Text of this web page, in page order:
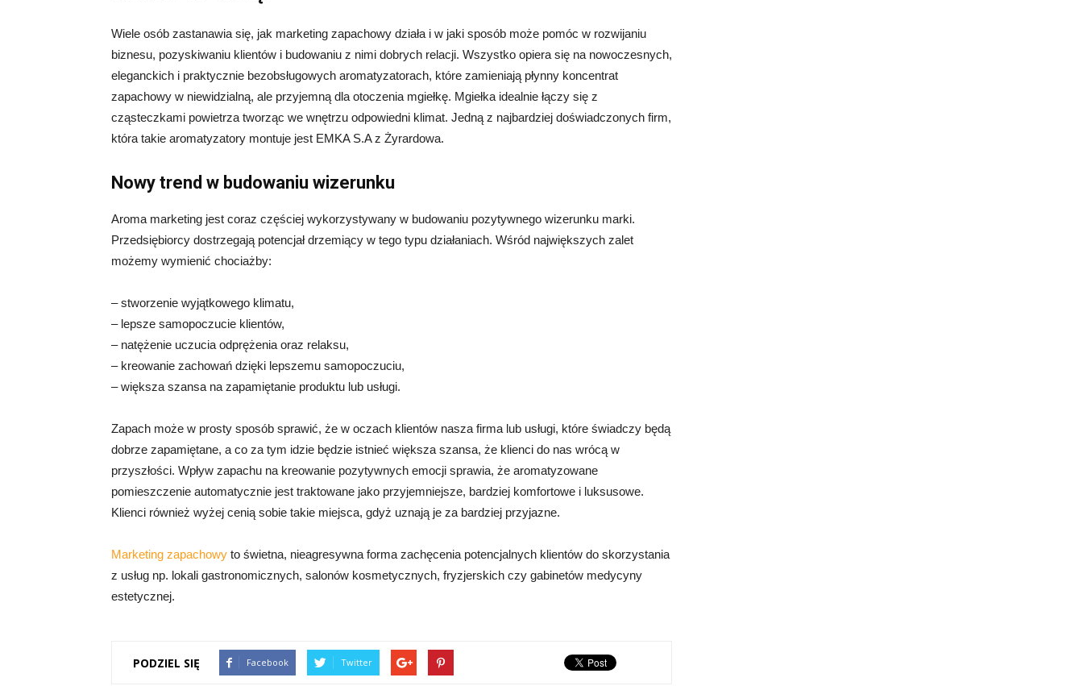
Wiele osób zastanawia się, jak marketing zapachowy działa i w jaki sposób może pomóc w rozwijaniu
biznesu, pozyskiwaniu klientów i budowaniu z nimi dobrych relacji. Wszystko opiera się na nowoczesnych,
eleganckich i praktycznie bezobsługowych aromatyzatorach, które zamieniają płynny koncentrat
zapachowy w niewidzialną, ale przyjemną dla otoczenia mgiełkę. Mgiełka idealnie łączy się z
cząsteczkami powietrza tworząc we wnętrzu odpowiedni klimat. Jedną z najbardziej doświadczonych firm,
która takie aromatyzatory montuje jest EMKA S.A z Żyrardowa.
Nowy trend w budowaniu wizerunku
Aroma marketing jest coraz częściej wykorzystywany w budowaniu pozytywnego wizerunku marki.
Przedsiębiorcy dostrzegają potencjał drzemiący w tego typu działaniach. Wśród największych zalet
możemy wymienić chociażby:
– stworzenie wyjątkowego klimatu,
– lepsze samopoczucie klientów,
– natężenie uczucia odprężenia oraz relaksu,
– kreowanie zachowań dzięki lepszemu samopoczuciu,
– większa szansa na zapamiętanie produktu lub usługi.
Zapach może w prosty sposób sprawić, że w oczach klientów nasza firma lub usługi, które świadczy będą
dobrze zapamiętane, a co za tym idzie będzie istnieć większa szansa, że klienci do nas wrócą w
przyszłości. Wpływ zapachu na kreowanie pozytywnych emocji sprawia, że aromatyzowane
pomieszczenie automatycznie jest traktowane jako przyjemniejsze, bardziej komfortowe i luksusowe.
Klienci również wyżej cenią sobie takie miejsca, gdyż uznają je za bardziej przyjazne.
Marketing zapachowy to świetna, nieagresywna forma zachęcenia potencjalnych klientów do skorzystania
z usług np. lokali gastronomicznych, salonów kosmetycznych, fryzjerskich czy gabinetów medycyny
estetycznej.
PODZIEL SIĘ Facebook Twitter